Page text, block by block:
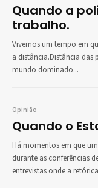
Quando a
trabalho.
Vivemos um tempo em
a distância.Distância das
mundo dominado...
Opinião
Quando o
Há momentos em que
durante as conferências
entrevistas onde a